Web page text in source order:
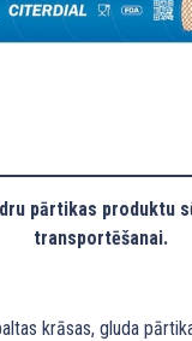
pārtikas produktu
transportēšanai.
krāsas, gluda